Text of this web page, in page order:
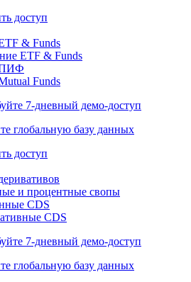
доступ
& Funds
ETF & Funds
ПИФ
Funds
7-дневный демо-доступ
глобальную базу данных
доступ
и процентные свопы
CDS
CDS
7-дневный демо-доступ
глобальную базу данных